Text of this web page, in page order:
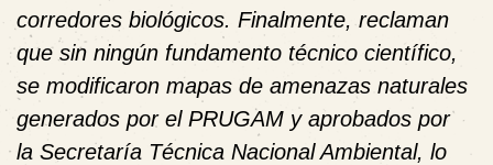
corredores biológicos. Finalmente, reclaman
que sin ningún fundamento técnico científico,
se modificaron mapas de amenazas naturales
generados por el PRUGAM y aprobados por
la Secretaría Técnica Nacional Ambiental, lo